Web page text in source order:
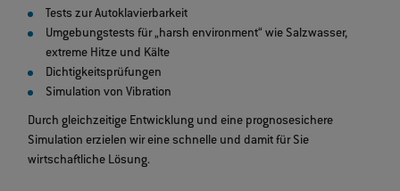
Tests zur Autoklavierbarkeit
Umgebungstests für „harsh environment“ wie Salzwasser,
extreme Hitze und Kälte
Dichtigkeitsprüfungen
Simulation von Vibration
Durch gleichzeitige Entwicklung und eine prognosesichere
Simulation erzielen wir eine schnelle und damit für Sie
wirtschaftliche Lösung.